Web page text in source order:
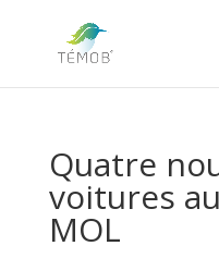
Quatre
voitures
MOL